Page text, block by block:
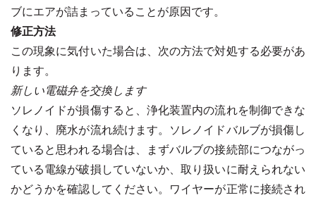
ブにエアが詰まっていることが原因です。
修正方法
この現象に気付いた場合は、次の方法で対処する必要があ
ります。
新しい電磁弁を交換します
ソレノイドが損傷すると、浄化装置内の流れを制御できな
くなり、廃水が流れ続けます。ソレノイドバルブが損傷し
ていると思われる場合は、まずバルブの接続部につながっ
ている電線が破損していないか、取り扱いに耐えられない
かどうかを確認してください。ワイヤーが正常に接続され